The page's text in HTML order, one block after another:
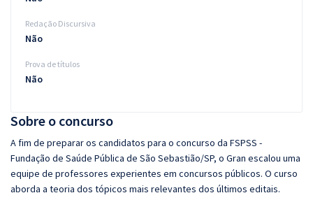
Sobre o concurso
A fim de preparar os candidatos para o concurso da FSPSS -
Fundação de Saúde Pública de São Sebastião/SP, o Gran escalou uma
equipe de professores experientes em concursos públicos. O curso
aborda a teoria dos tópicos mais relevantes dos últimos editais.
Redação Discursiva
Não
Prova de títulos
Não